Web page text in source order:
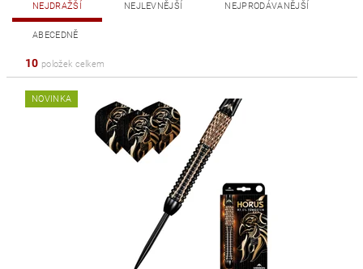
NEJDRAŽŠÍ NEJLEVNĚJŠÍ NEJPRODÁVANĚJŠÍ
ABECEDNĚ
10 položek celkem
NOVINKA